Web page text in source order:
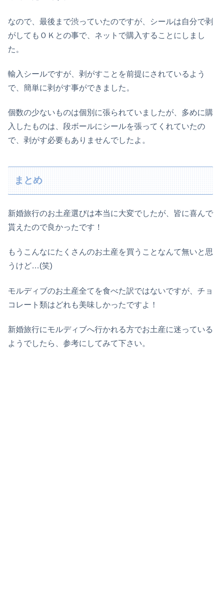
なので、最後まで渋っていたのですが、シールは自分で剥
がしてもＯＫとの事で、ネットで購入することにしまし
た。
輸入シールですが、剥がすことを前提にされているよう
で、簡単に剥がす事ができました。
個数の少ないものは個別に張られていましたが、多めに購
入したものは、段ボールにシールを張ってくれていたの
で、剥がす必要もありませんでしたよ。
まとめ
新婚旅行のお土産選びは本当に大変でしたが、皆に喜んで
貰えたので良かったです！
もうこんなにたくさんのお土産を買うことなんて無いと思
うけど…(笑)
モルディブのお土産全てを食べた訳ではないですが、チョ
コレート類はどれも美味しかったですよ！
新婚旅行にモルディブへ行かれる方でお土産に迷っている
ようでしたら、参考にしてみて下さい。